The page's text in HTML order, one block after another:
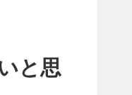
と思